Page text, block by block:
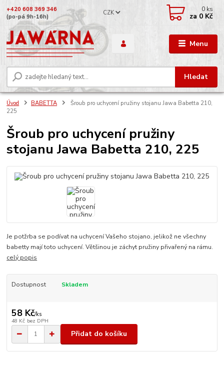
Menu
CZK
Hledat
+420 608 369 346
(po-pá 9h-16h)
0 ks
za 0 Kč
Úvod BABETTA
Šroub pro uchycení pružiny stojanu Jawa Babetta 210,
225
Šroub pro uchycení pružiny
stojanu Jawa Babetta 210, 225
Je potžrba se podívat na uchycení Vašeho stojano, jelikož ne všechny
babetty mají toto uchycení. Většinou je záchyt pružiny přivařený na rámu.
celý popis
Dostupnost Skladem
58 Kč/ks
48 Kč bez DPH
Přidat do košíku